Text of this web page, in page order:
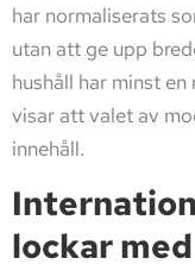
har normaliserats
utan att ge upp
hushåll har minst
visar att valet av
innehåll.
lockar